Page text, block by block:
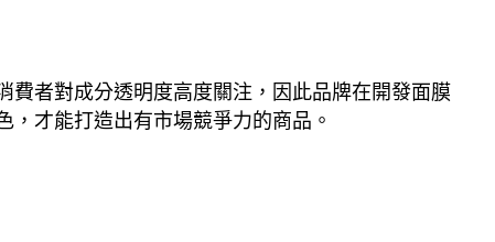
者對成分透明度高度關注，因此品牌在開發面膜
才能打造出有市場競爭力的商品。